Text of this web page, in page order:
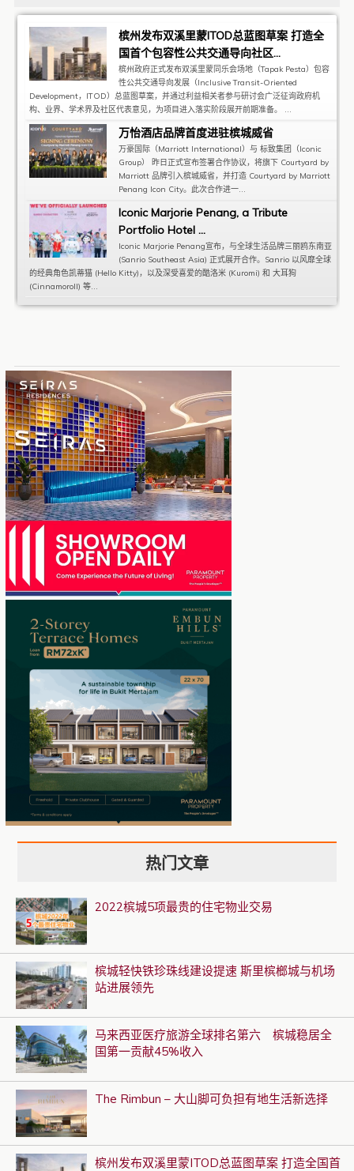
槟州发布双溪里蒙ITOD总蓝图草案 打造全
国首个包容性公共交通导向社区...
槟州政府正式发布双溪里蒙同乐会场地（Tapak Pesta）包容
性公共交通导向发展（Inclusive Transit-Oriented
Development，ITOD）总蓝图草案，并通过利益相关者参与研讨会广泛征询政府机
构、业界、学术界及社区代表意见，为项目进入落实阶段展开前期准备。 ...
万怡酒店品牌首度进驻槟城威省
万豪国际（Marriott International）与 标致集团（Iconic
Group） 昨日正式宣布签署合作协议，将旗下 Courtyard by
Marriott 品牌引入槟城威省，并打造 Courtyard by Marriott
Penang Icon City。此次合作进一...
Iconic Marjorie Penang, a Tribute
Portfolio Hotel ...
Iconic Marjorie Penang宣布，与全球生活品牌三丽鸥东南亚
(Sanrio Southeast Asia) 正式展开合作。Sanrio 以风靡全球
的经典角色凯蒂猫 (Hello Kitty)，以及深受喜爱的酷洛米 (Kuromi) 和 大耳狗
(Cinnamoroll) 等...
热门文章
2022槟城5项最贵的住宅物业交易
槟城轻快铁珍珠线建设提速 斯里槟榔城与机场
站进展领先
马来西亚医疗旅游全球排名第六 槟城稳居全
国第一贡献45%收入
The Rimbun – 大山脚可负担有地生活新选择
槟州发布双溪里蒙ITOD总蓝图草案 打造全国首